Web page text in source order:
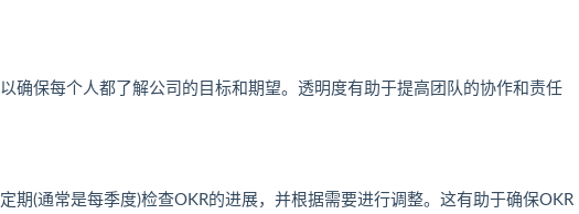
确保每个人都了解公司的目标和期望。透明度有助于提高团队的协作和责任
期(通常是每季度)检查OKR的进展，并根据需要进行调整。这有助于确保OKR